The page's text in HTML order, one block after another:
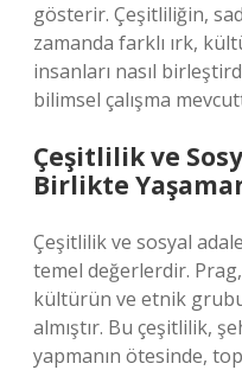
gösterir. Çeşitliliğin,
zamanda farklı ırk,
insanları nasıl
bilimsel çalışma
Çeşitlilik ve
Birlikte
Çeşitlilik ve sosyal
temel değerlerdir.
kültürün ve etnik
almıştır. Bu çeşitlilik,
yapmanın ötesinde,